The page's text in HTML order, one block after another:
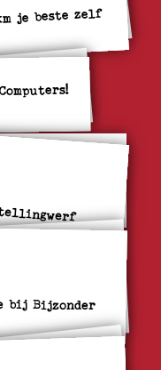
je beste zelf
bij Bijzonder